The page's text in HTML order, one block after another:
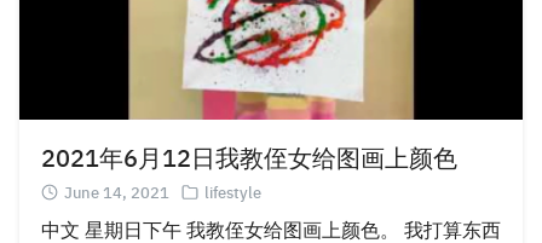
2021年6月12日我教侄女给图画上颜色
June 14, 2021 lifestyle
中文 星期日下午 我教侄女给图画上颜色。 我打算东西